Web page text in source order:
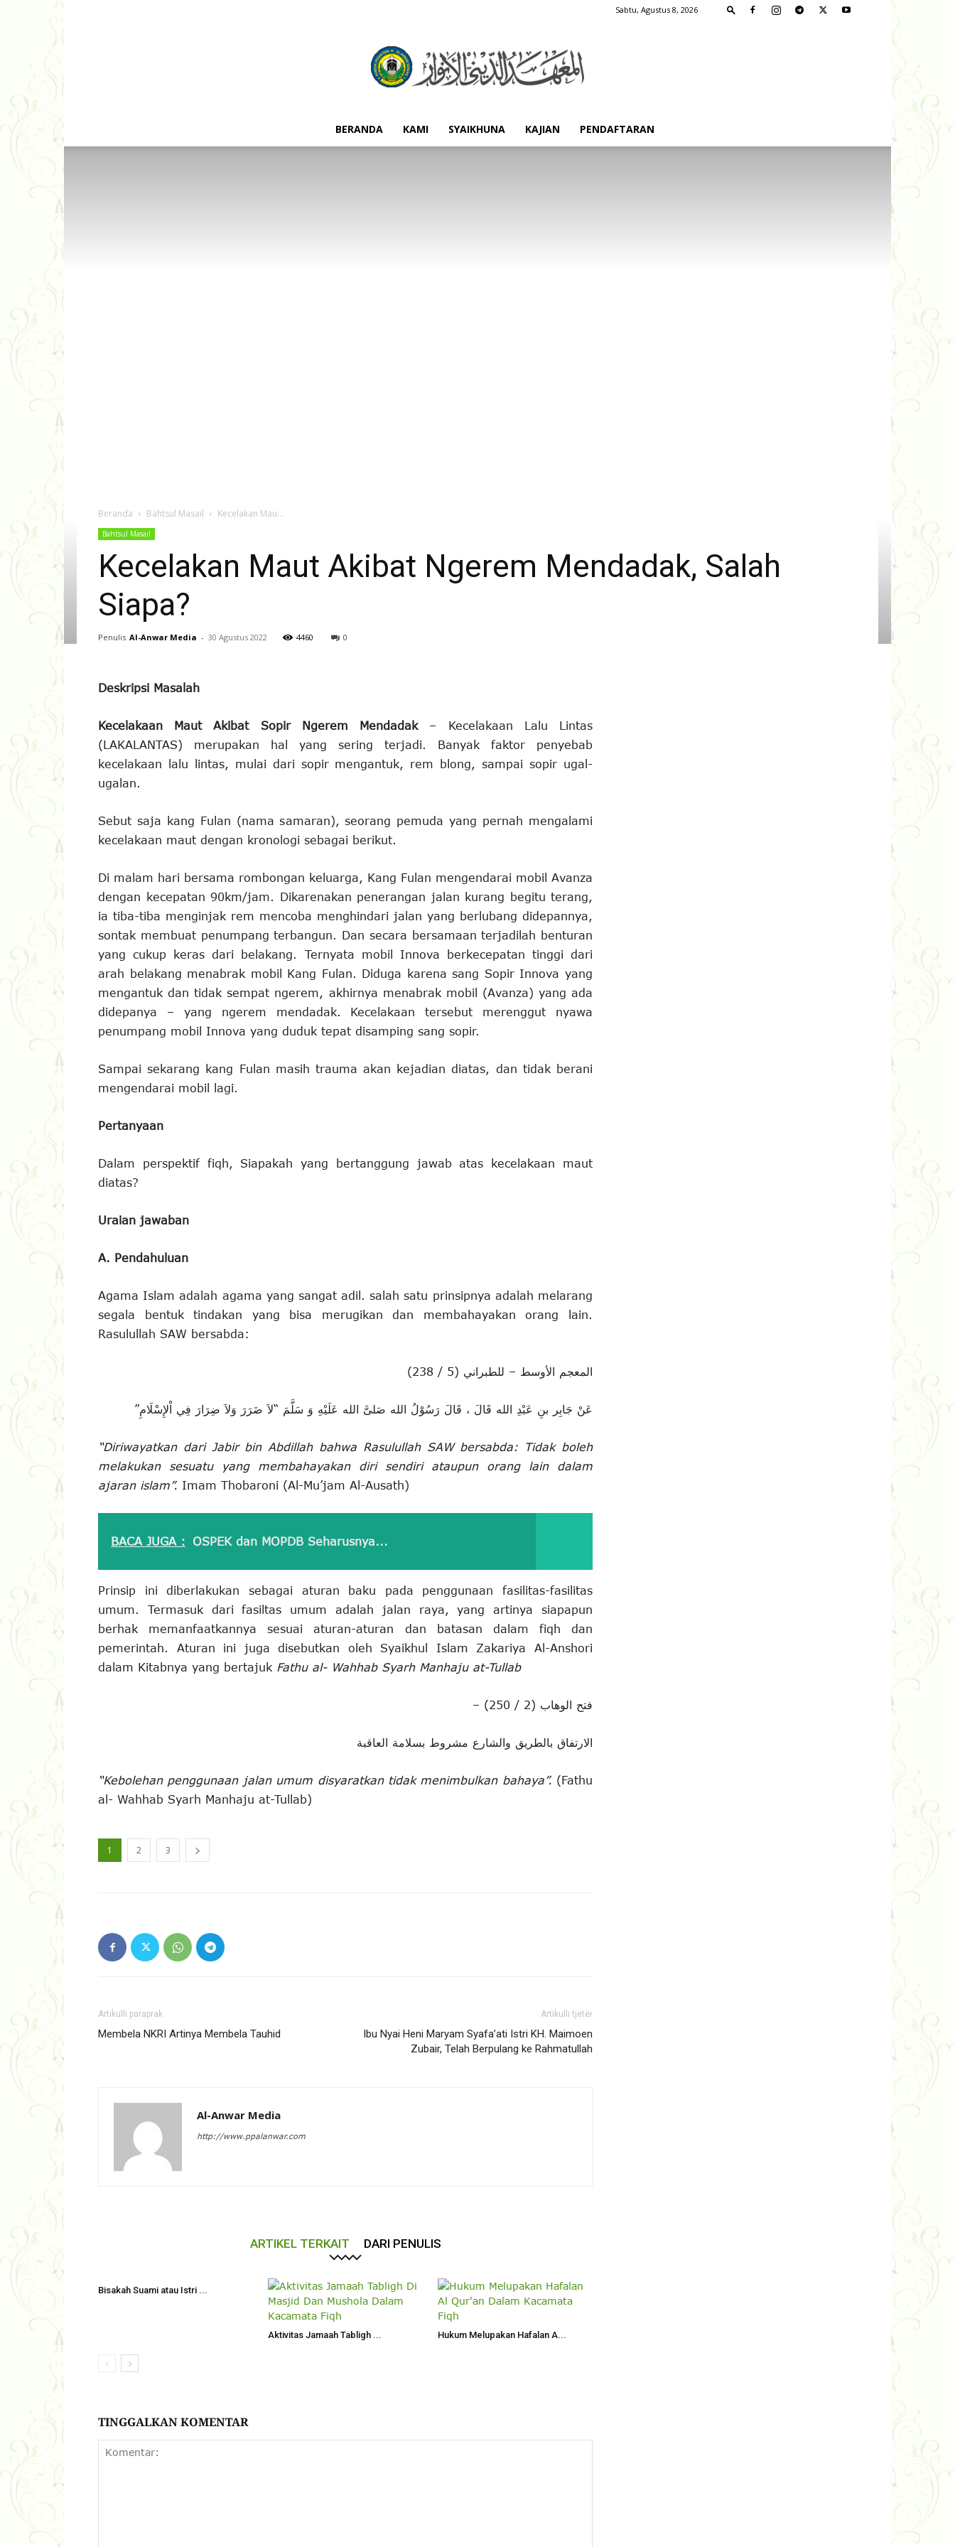
Sabtu, Agustus 8, 2026
Pondok
BERANDA KAMI SYAIKHUNA KAJIAN PENDAFTARAN
Beranda Bahtsul Masail Kecelakan Mau...
Bahtsul Masail
Kecelakan Maut Akibat Ngerem Mendadak, Salah
Siapa?
Penulis Al-Anwar Media - 30 Agustus 2022 4460 0
Deskripsi Masalah
Kecelakaan Maut Akibat Sopir Ngerem Mendadak– Kecelakaan Lalu Lintas
(LAKALANTAS) merupakan hal yang sering terjadi. Banyak faktor penyebab
kecelakaan lalu lintas, mulai dari sopir mengantuk, rem blong, sampai sopir ugal-
ugalan.
Sebut saja kang Fulan (nama samaran), seorang pemuda yang pernah mengalami
kecelakaan maut dengan kronologi sebagai berikut.
Di malam hari bersama rombongan keluarga, Kang Fulan mengendarai mobil Avanza
dengan kecepatan 90km/jam. Dikarenakan penerangan jalan kurang begitu terang,
ia tiba-tiba menginjak rem mencoba menghindari jalan yang berlubang didepannya,
sontak membuat penumpang terbangun. Dan secara bersamaan terjadilah benturan
yang cukup keras dari belakang. Ternyata mobil Innova berkecepatan tinggi dari
arah belakang menabrak mobil Kang Fulan. Diduga karena sang Sopir Innova yang
mengantuk dan tidak sempat ngerem, akhirnya menabrak mobil (Avanza) yang ada
didepanya – yang ngerem mendadak. Kecelakaan tersebut merenggut nyawa
penumpang mobil Innova yang duduk tepat disamping sang sopir.
Sampai sekarang kang Fulan masih trauma akan kejadian diatas, dan tidak berani
mengendarai mobil lagi.
Pertanyaan
Dalam perspektif fiqh, Siapakah yang bertanggung jawab atas kecelakaan maut
diatas?
Uraian jawaban
A. Pendahuluan
Agama Islam adalah agama yang sangat adil. salah satu prinsipnya adalah melarang
segala bentuk tindakan yang bisa merugikan dan membahayakan orang lain.
Rasulullah SAW bersabda:
المعجم الأوسط – للطبراني (5 / 238)
عَنْ جَابِر بنِ عَبْدِ الله قَالَ ، قَالَ رَسُوْلُ الله صَلىَّ الله عَلَيْهِ وَ سَلَّمَ “لاَ ضَرَرَ وَلاَ ضِرَارَ فِي اْلإِسْلَامِ”
“Diriwayatkan dari Jabir bin Abdillah bahwa Rasulullah SAW bersabda: Tidak boleh
melakukan sesuatu yang membahayakan diri sendiri ataupun orang lain dalam
ajaran islam”. Imam Thobaroni (Al-Mu’jam Al-Ausath)
BACA JUGA : OSPEK dan MOPDB Seharusnya...
Prinsip ini diberlakukan sebagai aturan baku pada penggunaan fasilitas-fasilitas
umum. Termasuk dari fasiltas umum adalah jalan raya, yang artinya siapapun
berhak memanfaatkannya sesuai aturan-aturan dan batasan dalam fiqh dan
pemerintah. Aturan ini juga disebutkan oleh Syaikhul Islam Zakariya Al-Anshori
dalam Kitabnya yang bertajuk Fathu al- Wahhab Syarh Manhaju at-Tullab
فتح الوهاب (2 / 250) –
الارتفاق بالطريق والشارع مشروط بسلامة العاقبة
“Kebolehan penggunaan jalan umum disyaratkan tidak menimbulkan bahaya”.(Fathu
al- Wahhab Syarh Manhaju at-Tullab)
1 2 3
Artikulli paraprak
Membela NKRI Artinya Membela Tauhid
Artikulli tjetër
Ibu Nyai Heni Maryam Syafa’ati Istri KH. Maimoen
Zubair, Telah Berpulang ke Rahmatullah
Al-Anwar Media
http://www.ppalanwar.com
ARTIKEL TERKAIT DARI PENULIS
Bisakah Suami atau Istri ...
Aktivitas Jamaah Tabligh ... Hukum Melupakan Hafalan A...
TINGGALKAN KOMENTAR